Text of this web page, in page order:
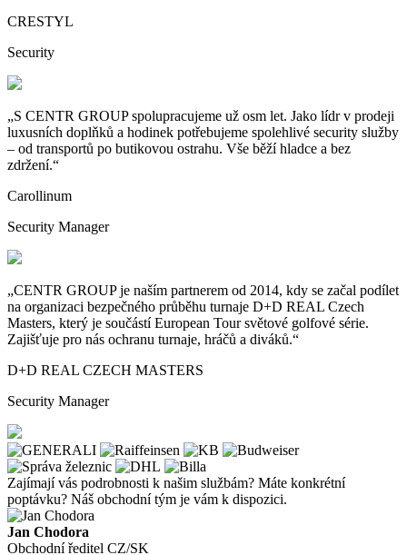
CRESTYL
Security
„S CENTR GROUP spolupracujeme už osm let. Jako lídr v prodeji
luxusních doplňků a hodinek potřebujeme spolehlivé security služby
– od transportů po butikovou ostrahu. Vše běží hladce a bez
zdržení.“
Carollinum
Security Manager
„CENTR GROUP je naším partnerem od 2014, kdy se začal podílet
na organizaci bezpečného průběhu turnaje D+D REAL Czech
Masters, který je součástí European Tour světové golfové série.
Zajišťuje pro nás ochranu turnaje, hráčů a diváků.“
D+D REAL CZECH MASTERS
Security Manager
Zajímají vás podrobnosti k našim službám? Máte konkrétní
poptávku? Náš obchodní tým je vám k dispozici.
Jan Chodora
Obchodní ředitel CZ/SK